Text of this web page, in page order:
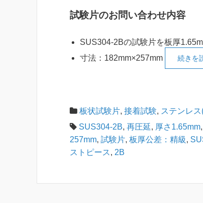
試験片のお問い合わせ内容
SUS304-2Bの試験片を板厚
寸法：182mm×257mm
続きを
板状試験片, 接着試験, ステンレ
SUS304-2B, 再圧延, 厚さ1.65mm,
257mm, 試験片, 板厚公差：精級,
ストピース, 2B